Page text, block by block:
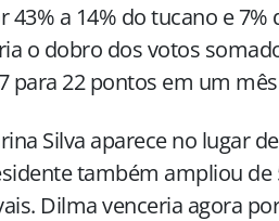
43% a 14% do tucano e
o dobro dos votos
para 22 pontos em um
Silva aparece no lugar
também ampliou de
Dilma venceria agora